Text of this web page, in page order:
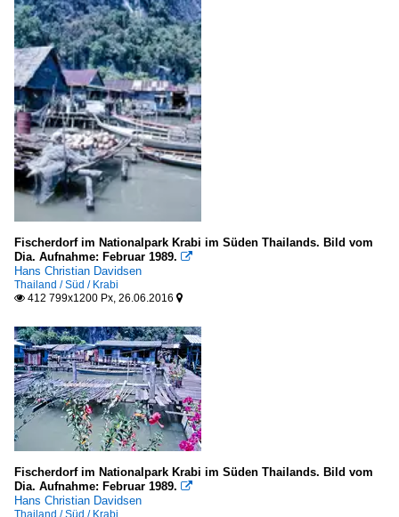
Fischerdorf im Nationalpark Krabi im Süden Thailands. Bild vom
Dia. Aufnahme: Februar 1989. 
Hans Christian Davidsen
Thailand / Süd / Krabi
 412 799x1200 Px, 26.06.2016 
Fischerdorf im Nationalpark Krabi im Süden Thailands. Bild vom
Dia. Aufnahme: Februar 1989. 
Hans Christian Davidsen
Thailand / Süd / Krabi